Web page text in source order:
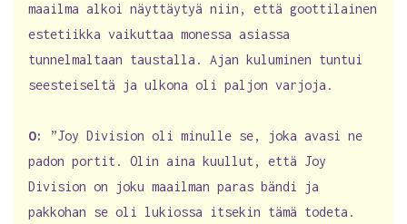
maailma alkoi näyttäytyä niin, että goottilainen
estetiikka vaikuttaa monessa asiassa
tunnelmaltaan taustalla. Ajan kuluminen tuntui
seesteiseltä ja ulkona oli paljon varjoja.
O:
”Joy Division oli minulle se, joka avasi ne
padon portit. Olin aina kuullut, että Joy
Division on joku maailman paras bändi ja
pakkohan se oli lukiossa itsekin tämä todeta.